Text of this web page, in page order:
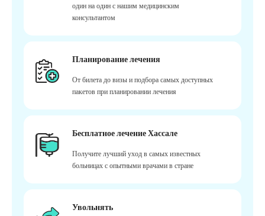
один на один с нашим медицинским
консультантом
Планирование лечения
От билета до визы и подбора самых доступных
пакетов при планировании лечения
Бесплатное лечение Хассале
Получите лучший уход в самых известных
больницах с опытными врачами в стране
Увольнять